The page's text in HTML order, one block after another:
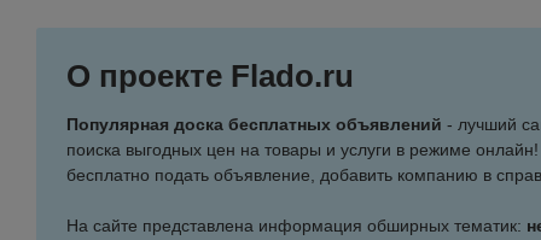
О проекте Flado.ru
Популярная доска бесплатных объявлений - лучший
поиска выгодных цен на товары и услуги в режиме
бесплатно подать объявление, добавить компанию в
На сайте представлена информация обширных тематик: